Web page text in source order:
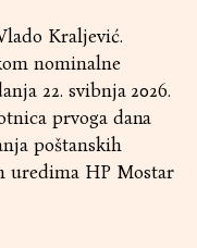
Kraljević.
nominalne
22. svibnja 2026.
prvoga dana
poštanskih
uredima HP Mostar